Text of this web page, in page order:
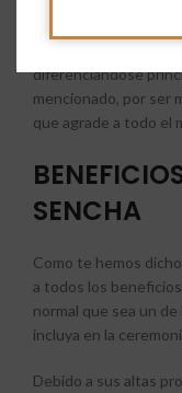
diferenciándose
mencionado, por ser
que agrade a todo el
SENCHA
Como te hemos
a todos los
normal que sea un
incluya en la
Debido a sus altas